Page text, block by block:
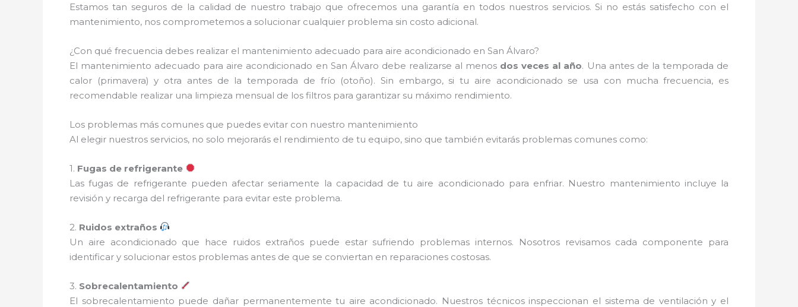
Estamos tan seguros de la calidad de nuestro trabajo que ofrecemos una garantía en todos nuestros servicios. Si no estás satisfecho con el
mantenimiento, nos comprometemos a solucionar cualquier problema sin costo adicional.
¿Con qué frecuencia debes realizar el mantenimiento adecuado para aire acondicionado en San Álvaro?
El mantenimiento adecuado para aire acondicionado en San Álvaro debe realizarse al menos dos veces al año. Una antes de la temporada de
calor (primavera) y otra antes de la temporada de frío (otoño). Sin embargo, si tu aire acondicionado se usa con mucha frecuencia, es
recomendable realizar una limpieza mensual de los filtros para garantizar su máximo rendimiento.
Los problemas más comunes que puedes evitar con nuestro mantenimiento
Al elegir nuestros servicios, no solo mejorarás el rendimiento de tu equipo, sino que también evitarás problemas comunes como:
1. Fugas de refrigerante
Las fugas de refrigerante pueden afectar seriamente la capacidad de tu aire acondicionado para enfriar. Nuestro mantenimiento incluye la
revisión y recarga del refrigerante para evitar este problema.
2. Ruidos extraños
Un aire acondicionado que hace ruidos extraños puede estar sufriendo problemas internos. Nosotros revisamos cada componente para
identificar y solucionar estos problemas antes de que se conviertan en reparaciones costosas.
3. Sobrecalentamiento
El sobrecalentamiento puede dañar permanentemente tu aire acondicionado. Nuestros técnicos inspeccionan el sistema de ventilación y el